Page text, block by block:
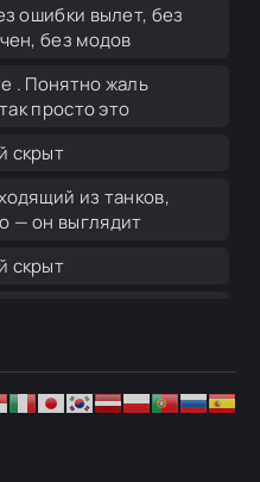
ошибки вылет, без
без модов
. Понятно жаль
просто это
скрыт
из танков,
— он выглядит
скрыт
хороший
старая игра лопнет.